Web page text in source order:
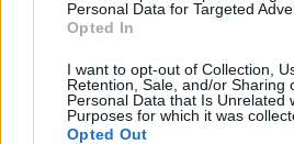
Personal Data for Targeted
Opted In
I want to opt-out of Collection,
Retention, Sale, and/or Sharing
Personal Data that Is Unrelated
Purposes for which it was
Opted Out
„Sport szempontból nagyon